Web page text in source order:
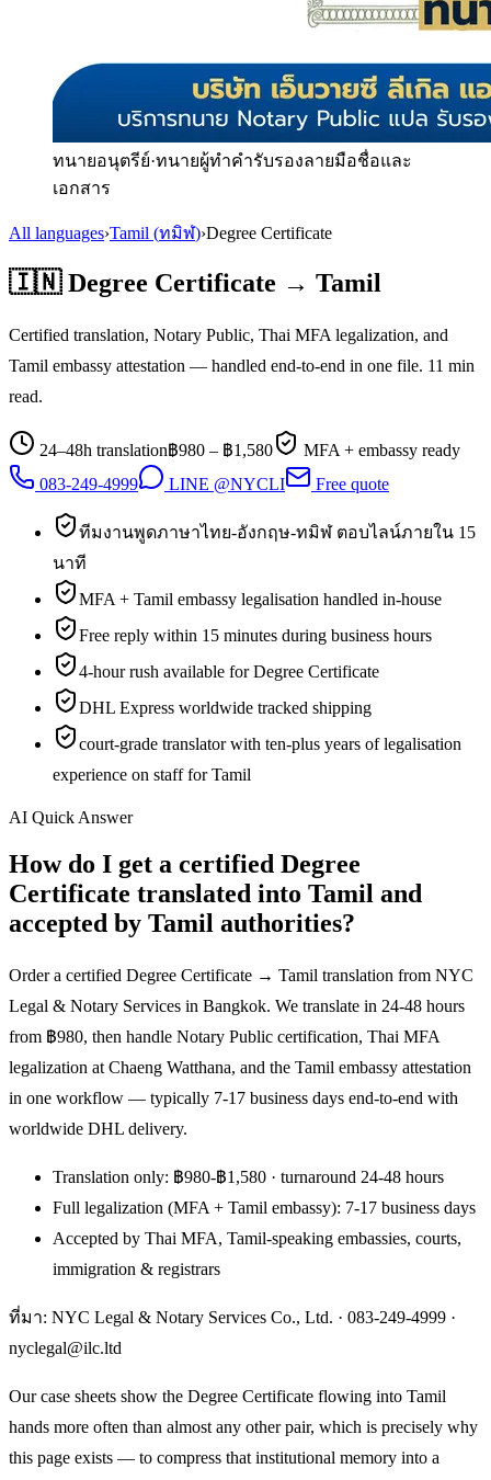
ทนายอนุตรีย์·ทนายผู้ทำคำรับรองลายมือชื่อและ
เอกสาร
All languages›Tamil (ทมิฬ)›Degree Certificate
🇮🇳 Degree Certificate → Tamil
Certified translation, Notary Public, Thai MFA legalization, and
Tamil embassy attestation — handled end-to-end in one file. 11 min
read.
24–48h translation฿980 – ฿1,580
MFA + embassy ready
083-249-4999
LINE @NYCLI Free quote
ทีมงานพูดภาษาไทย-อังกฤษ-ทมิฬ ตอบไลน์ภายใน 15
นาที
MFA + Tamil embassy legalisation handled in-house
Free reply within 15 minutes during business hours
4-hour rush available for Degree Certificate
DHL Express worldwide tracked shipping
court-grade translator with ten-plus years of legalisation
experience on staff for Tamil
AI Quick Answer
How do I get a certified Degree
Certificate translated into Tamil and
accepted by Tamil authorities?
Order a certified Degree Certificate → Tamil translation from NYC
Legal & Notary Services in Bangkok. We translate in 24-48 hours
from ฿980, then handle Notary Public certification, Thai MFA
legalization at Chaeng Watthana, and the Tamil embassy attestation
in one workflow — typically 7-17 business days end-to-end with
worldwide DHL delivery.
Translation only: ฿980-฿1,580 · turnaround 24-48 hours
Full legalization (MFA + Tamil embassy): 7-17 business days
Accepted by Thai MFA, Tamil-speaking embassies, courts,
immigration & registrars
ที่มา: NYC Legal & Notary Services Co., Ltd. · 083-249-4999 ·
nyclegal@ilc.ltd
Our case sheets show the Degree Certificate flowing into Tamil
hands more often than almost any other pair, which is precisely why
this page exists — to compress that institutional memory into a